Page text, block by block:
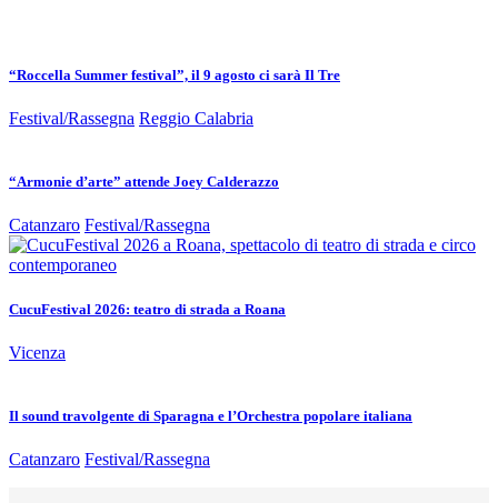
“Roccella Summer festival”, il 9 agosto ci sarà Il Tre
Festival/Rassegna Reggio Calabria
“Armonie d’arte” attende Joey Calderazzo
Catanzaro Festival/Rassegna
CucuFestival 2026: teatro di strada a Roana
Vicenza
Il sound travolgente di Sparagna e l’Orchestra popolare italiana
Catanzaro Festival/Rassegna